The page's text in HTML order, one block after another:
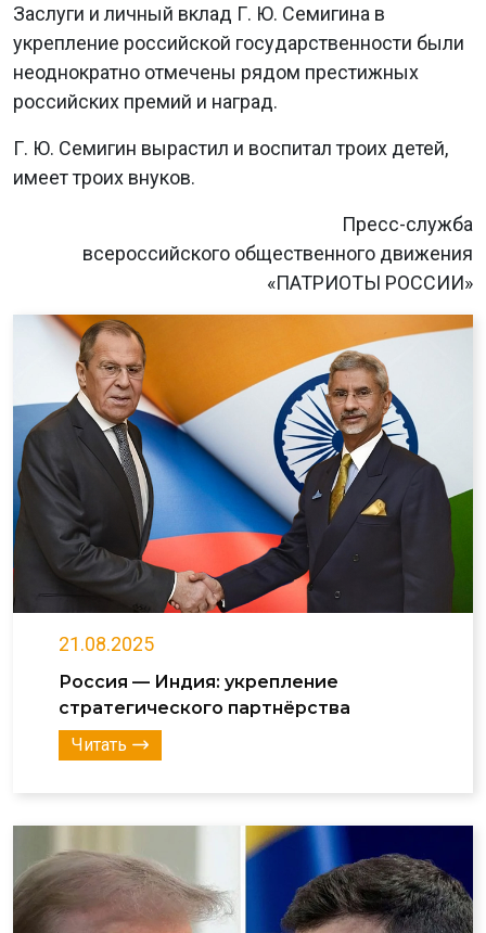
Заслуги и личный вклад Г. Ю. Семигина в
укрепление российской государственности были
неоднократно отмечены рядом престижных
российских премий и наград.
Г. Ю. Семигин вырастил и воспитал троих детей,
имеет троих внуков.
Пресс-служба
всероссийского общественного движения
«ПАТРИОТЫ РОССИИ»
21.08.2025
Россия — Индия: укрепление
стратегического партнёрства
Читать